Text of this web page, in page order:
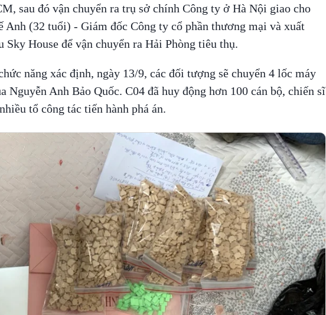
sau đó vận chuyển ra trụ sở chính Công ty ở Hà Nội giao cho
Anh (32 tuổi) - Giám đốc Công ty cổ phần thương mại và xuất
Sky House để vận chuyển ra Hải Phòng tiêu thụ.
năng xác định, ngày 13/9, các đối tượng sẽ chuyển 4 lốc máy
Nguyễn Anh Bảo Quốc. C04 đã huy động hơn 100 cán bộ, chiến sĩ
tổ công tác tiến hành phá án.